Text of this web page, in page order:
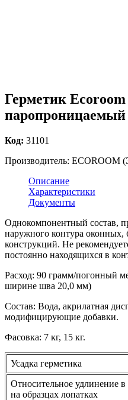
Герметик
паропроницаемый
Код: 31101
Производитель: ECOROOM
Описание
Характеристики
Документы
Однокомпонентный состав,
наружного контура
конструкций. Не
постоянно находящихся в
Расход: 90 грамм/погонный
ширине шва 20,0 мм)
Состав: Вода, акрилатная
модифицирующие добавки.
Фасовка: 7 кг, 15 кг.
Усадка герметика
Относительное удлинение
на образцах лопатках